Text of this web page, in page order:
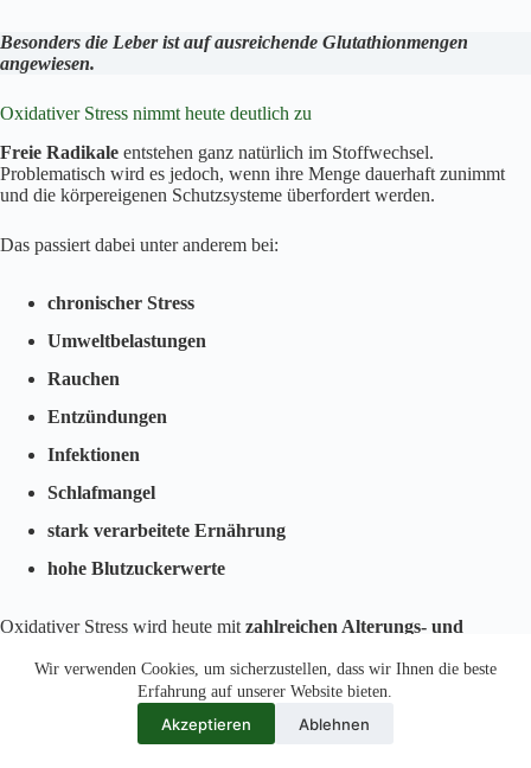
Wir verwenden Cookies, um sicherzustellen, dass wir Ihnen die beste
Erfahrung auf unserer Website bieten.
Akzeptieren Ablehnen
Besonders die Leber ist auf ausreichende Glutathionmengen
angewiesen.
Oxidativer Stress nimmt heute deutlich zu
Freie Radikale entstehen ganz natürlich im Stoffwechsel.
Problematisch wird es jedoch, wenn ihre Menge dauerhaft zunimmt
und die körpereigenen Schutzsysteme überfordert werden.
Das passiert dabei unter anderem bei:
chronischer Stress
Umweltbelastungen
Rauchen
Entzündungen
Infektionen
Schlafmangel
stark verarbeitete Ernährung
hohe Blutzuckerwerte
Oxidativer Stress wird heute mit zahlreichen Alterungs- und
Warum Schwefel für den Körper so wichtig ist
Cystein enthält Schwefel – ein Element, das im Körper für viele